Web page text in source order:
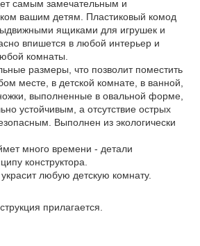
самым замечательным и
вашим детям. Пластиковый комод
ящиками для игрушек и
впишется в любой интерьер и
комнаты.
размеры, что позволит поместить
месте, в детской комнате, в ванной,
выполненные в овальной форме,
устойчивым, а отсутствие острых
Выполнен из экологически
много времени - детали
конструктора.
любую детскую комнату.
прилагается.